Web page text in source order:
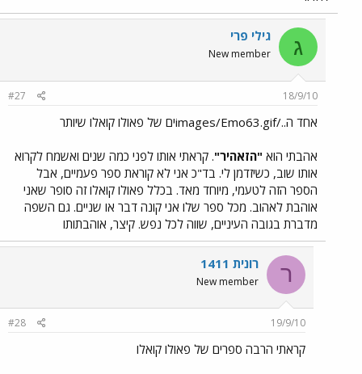
ג גילי פרי
New member
18/9/10
#27
אחד ה../images/Emo63.gifים של פאולו קואלו שיותר
אהבתי הוא "הזאהיר". קראתי אותו לפני כמה שנים ואשמח לקרוא
אותו שוב, כשיזדמן לי. בד"כ אני לא קוראת ספר פעמיים, אבל
הספר הזה לטעמי, מיוחד מאד. בכלל פאולו קואלו זה סופר שאני
אוהבת לאהוב. מכל ספר שלו אני קונה דבר או שניים. גם השפה
מדברת בגובה העיניים, שווה לכל נפש. קיצר, אוהבתותו
ר רונית 1411
New member
19/9/10
#28
קראתי הרבה ספרים של פאולו קואלו